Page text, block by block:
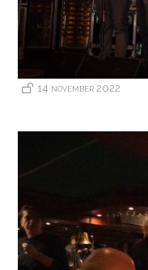
14 november 2022